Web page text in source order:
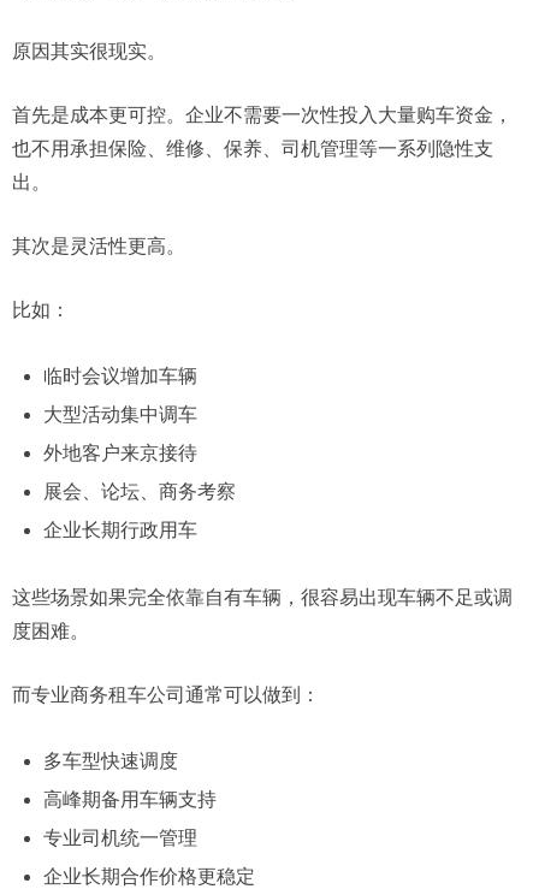
原因其实很现实。
首先是成本更可控。企业不需要一次性投入大量购车资金，
也不用承担保险、维修、保养、司机管理等一系列隐性支
出。
其次是灵活性更高。
比如：
临时会议增加车辆
大型活动集中调车
外地客户来京接待
展会、论坛、商务考察
企业长期行政用车
这些场景如果完全依靠自有车辆，很容易出现车辆不足或调
度困难。
而专业商务租车公司通常可以做到：
多车型快速调度
高峰期备用车辆支持
专业司机统一管理
企业长期合作价格更稳定